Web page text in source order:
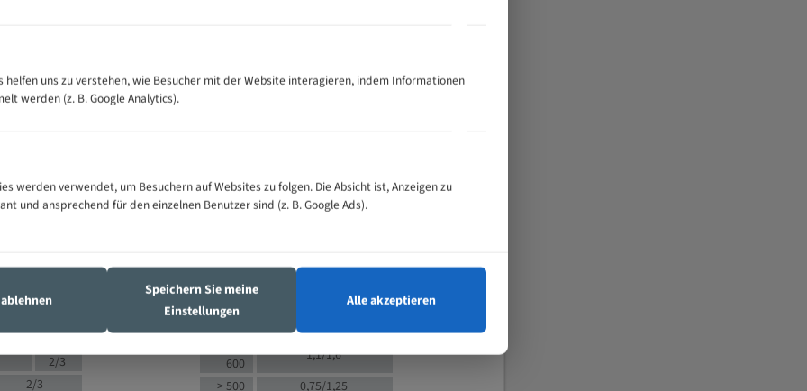
300
500
4/6
4/6
4/5
4/5
2/3
2/3
M (mm)
Zähne pro
Zoll (ZpZ))
35 - 70
5/8
130 -
350
150 -
600
1,1/1,6
> 500
0,75/1,25
helfen uns zu verstehen, wie Besucher mit der Website interagieren, indem Informationen
werden (z. B. Google Analytics).
werden verwendet, um Besuchern auf Websites zu folgen. Die Absicht ist, Anzeigen zu
und ansprechend für den einzelnen Benutzer sind (z. B. Google Ads).
Speichern Sie meine
Einstellungen
Alle akzeptieren